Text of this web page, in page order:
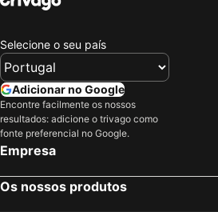
Selecione o seu país
Adicionar no Google
Encontre facilmente os nossos
resultados: adicione o trivago como
fonte preferencial no Google.
Empresa
Os nossos produtos